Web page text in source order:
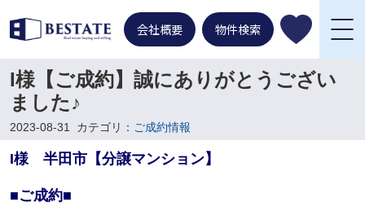
会社概要 物件検索
I様【ご成約】誠にありがとうござい
ました♪
2023-08-31 カテゴリ： ご成約情報
I様 半田市【分譲マンション】
■ご成約■